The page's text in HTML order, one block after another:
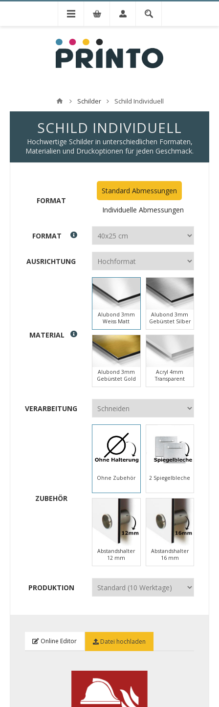
Schilder Schild Individuell
SCHILD INDIVIDUELL
Hochwertige Schilder in unterschiedlichen Formaten,
Materialien und Druckoptionen für jeden Geschmack.
FORMAT
Standard Abmessungen
Individuelle Abmessungen
FORMAT
AUSRICHTUNG
MATERIAL
Alubond 3mm
Weiss Matt
Alubond 3mm
Gebürstet Silber
Alubond 3mm
Gebürstet Gold
Acryl 4mm
Transparent
VERARBEITUNG
ZUBEHÖR
Ohne Zubehör 2 Spiegelbleche
Abstandshalter
12 mm
Abstandshalter
16 mm
PRODUKTION
Online Editor Datei hochladen